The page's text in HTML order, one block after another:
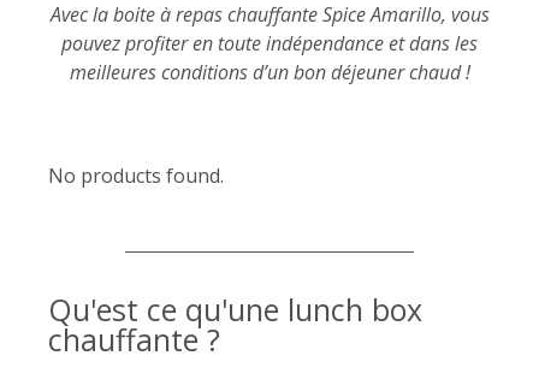
Avec la boite à repas chauffante Spice Amarillo, vous
pouvez profiter en toute indépendance et dans les
meilleures conditions d’un bon déjeuner chaud !
No products found.
Qu'est ce qu'une lunch box
chauffante ?